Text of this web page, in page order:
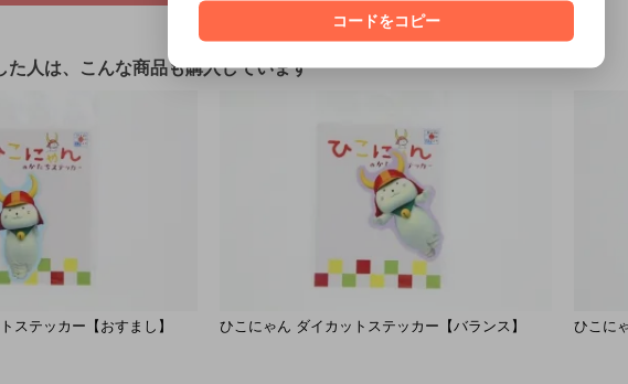
た人は、こんな商品も購入しています
ステッカー【おすまし】 ひこにゃん ダイカットステッカー【バランス】 ひこに
コードをコピー